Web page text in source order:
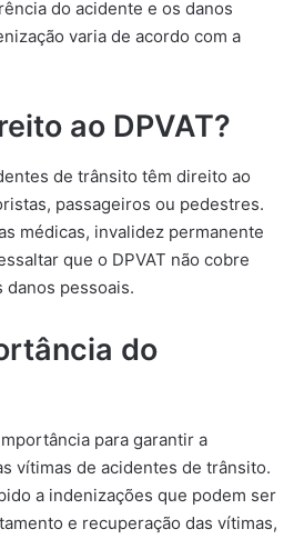
do acidente e os danos
varia de acordo com a
ao DPVAT?
de trânsito têm direito ao
passageiros ou pedestres.
médicas, invalidez permanente
que o DPVAT não cobre
danos pessoais.
do
para garantir a
vítimas de acidentes de trânsito.
a indenizações que podem ser
e recuperação das vítimas,